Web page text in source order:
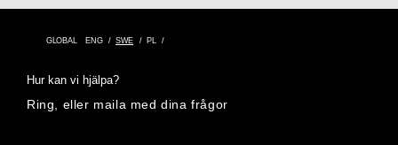
GLOBAL ENG SWE PL
Hur kan vi hjälpa?
Ring, eller maila med dina frågor